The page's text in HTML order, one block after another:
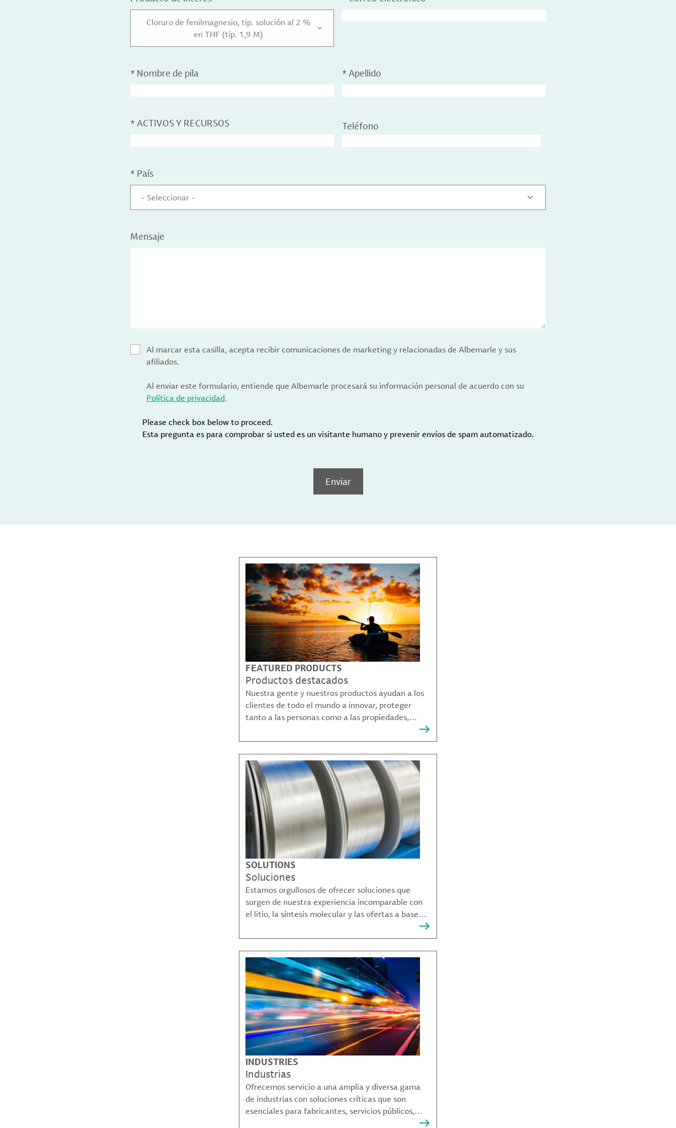
Cloruro de fenilmagnesio, típ. solución al 2 %
en THF (típ. 1,9 M)
* Nombre de pila * Apellido
*ACTIVOS Y RECURSOS Teléfono
* País
- Seleccionar -
Mensaje
Al marcar esta casilla, acepta recibir comunicaciones de marketing y relacionadas de Albemarle y sus
afiliados.
Al enviar este formulario, entiende que Albemarle procesará su información personal de acuerdo con su
Política de privacidad.
Please check box below to proceed.
Esta pregunta es para comprobar si usted es un visitante humano y prevenir envíos de spam automatizado.
Enviar
FEATURED PRODUCTS
Productos destacados
Nuestra gente y nuestros productos ayudan a los
clientes de todo el mundo a innovar, proteger
tanto a las personas como a las propiedades,
sostenibles de moverse, comunicarse y prosperar.
SOLUTIONS
Soluciones
Estamos orgullosos de ofrecer soluciones que
surgen de nuestra experiencia incomparable con
el litio, la síntesis molecular y las ofertas a base
bromo que resuelven muchos de los desafíos más
complejos de nuestros clientes.
INDUSTRIES
Industrias
Ofrecemos servicio a una amplia y diversa gama
de industrias con soluciones críticas que son
esenciales para fabricantes, servicios públicos,